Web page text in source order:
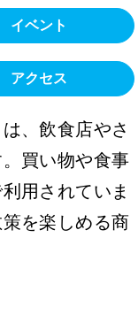
イベント
アクセス
、飲食店やさ
買い物や食事
用されていま
を楽しめる商